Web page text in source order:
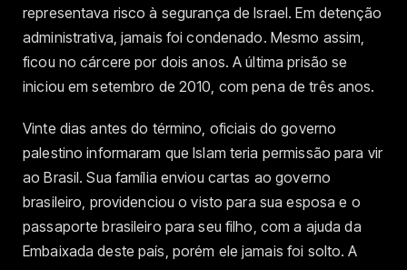
representava risco à segurança de Israel. Em detenção
administrativa, jamais foi condenado. Mesmo assim,
ficou no cárcere por dois anos. A última prisão se
iniciou em setembro de 2010, com pena de três anos.
Vinte dias antes do término, oficiais do governo
palestino informaram que Islam teria permissão para vir
ao Brasil. Sua família enviou cartas ao governo
brasileiro, providenciou o visto para sua esposa e o
passaporte brasileiro para seu filho, com a ajuda da
Embaixada deste país, porém ele jamais foi solto. A